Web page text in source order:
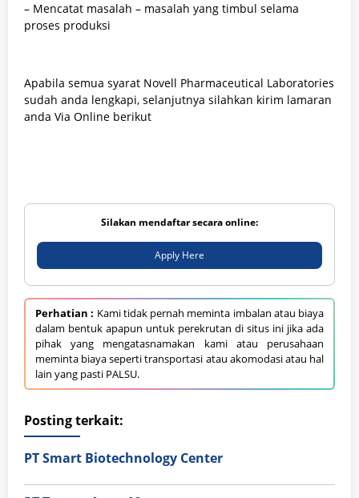
– Mencatat masalah – masalah yang timbul selama
proses produksi
Apabila semua syarat Novell Pharmaceutical Laboratories
sudah anda lengkapi, selanjutnya silahkan kirim lamaran
anda Via Online berikut
Silakan mendaftar secara online:
Apply Here
Perhatian : Kami tidak pernah meminta imbalan atau biaya
dalam bentuk apapun untuk perekrutan di situs ini jika ada
pihak yang mengatasnamakan kami atau perusahaan
meminta biaya seperti transportasi atau akomodasi atau hal
lain yang pasti PALSU.
Posting terkait:
PT Smart Biotechnology Center